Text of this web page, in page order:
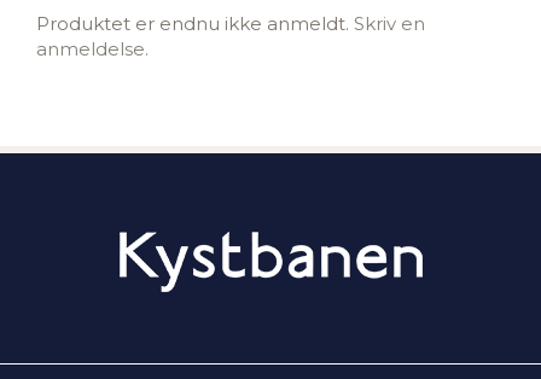
Produktet er endnu ikke anmeldt. Skriv en
anmeldelse.